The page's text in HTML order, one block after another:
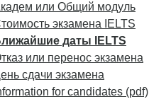
или Общий модуль
экзамена IELTS
даты IELTS
или перенос экзамена
сдачи экзамена
for candidates (pdf)